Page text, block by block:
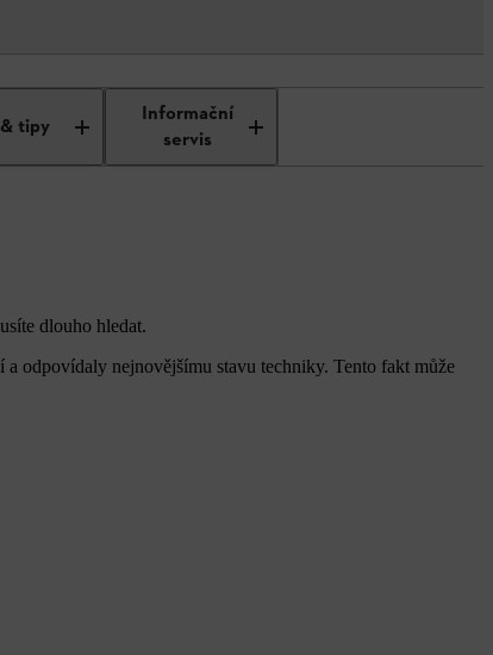
tipy
Informační
servis
dlouho hledat.
odpovídaly nejnovějšímu stavu techniky. Tento fakt může